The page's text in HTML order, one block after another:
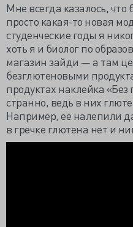
Мне всегда казалось,
просто какая-то новая
студенческие годы я
хоть я и биолог по
магазин зайди — а там
безглютеновыми
продуктах наклейка
странно, ведь в них
Например, ее налепили
в гречке глютена нет и